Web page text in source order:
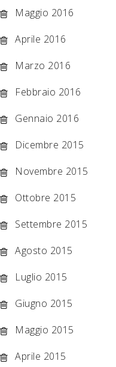
Maggio 2016
Aprile 2016
Marzo 2016
Febbraio 2016
Gennaio 2016
Dicembre 2015
Novembre 2015
Ottobre 2015
Settembre 2015
Agosto 2015
Luglio 2015
Giugno 2015
Maggio 2015
Aprile 2015